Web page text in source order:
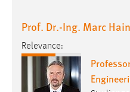
Telefon: